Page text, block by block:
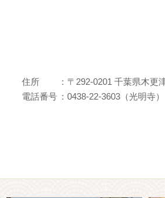
住所
：〒292-0201 千葉県木更
電話番号 ：0438-22-3603（光明寺）